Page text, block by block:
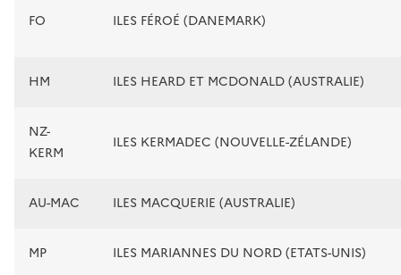
FO ILES FÉROÉ (DANEMARK)
HM ILES HEARD ET MCDONALD (AUSTRALIE)
NZ-
KERM
ILES KERMADEC (NOUVELLE-ZÉLANDE)
AU-MAC ILES MACQUERIE (AUSTRALIE)
MP ILES MARIANNES DU NORD (ETATS-UNIS)